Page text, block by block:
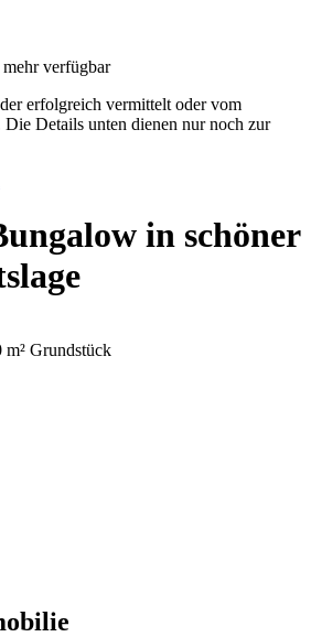
verfügbar
erfolgreich vermittelt oder vom
Details unten dienen nur noch zur
in schöner
m² Grundstück